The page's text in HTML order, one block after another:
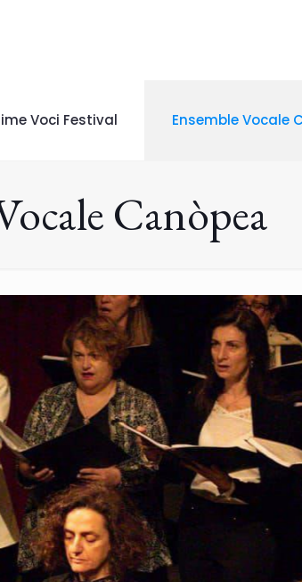
Voci Festival Ensemble Vocale
Canòpea